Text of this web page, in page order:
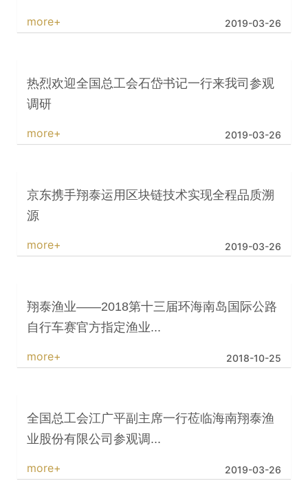
more+ 2019-03-26
热烈欢迎全国总工会石岱书记一行来我司参观
调研
more+ 2019-03-26
京东携手翔泰运用区块链技术实现全程品质溯
源
more+ 2019-03-26
翔泰渔业——2018第十三届环海南岛国际公路
自行车赛官方指定渔业...
more+ 2018-10-25
全国总工会江广平副主席一行莅临海南翔泰渔
业股份有限公司参观调...
more+ 2019-03-26